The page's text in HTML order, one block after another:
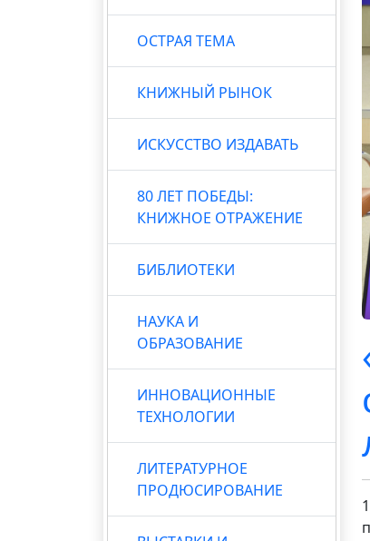
ОСТРАЯ ТЕМА
КНИЖНЫЙ РЫНОК
ИСКУССТВО ИЗДАВАТЬ
80 ЛЕТ ПОБЕДЫ:
КНИЖНОЕ ОТРАЖЕНИЕ
БИБЛИОТЕКИ
НАУКА И
ОБРАЗОВАНИЕ
ИННОВАЦИОННЫЕ
ТЕХНОЛОГИИ
ЛИТЕРАТУРНОЕ
ПРОДЮСИРОВАНИЕ